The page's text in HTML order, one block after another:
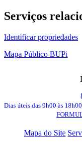
Serviços
Identificar propriedades
Mapa Público BUPi
Dias úteis das 9h00 às
Mapa do Site